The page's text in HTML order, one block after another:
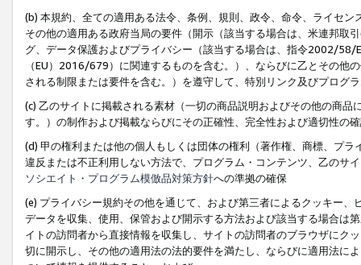
(b) 本規約、全ての適用ある法令、条例、規則、政令、命令、ライセ
その他の適用ある政府当局の要件（開示（該当する場合は、米連邦取
グ、データ保護およびプライバシー（該当する場合は、指令2002/58/
（EU）2016/679）に関連するものを含む。）、ならびに乙とその他
される制限または要件を含む。）を遵守して、特別リンク及びプログ
(c) 乙のサイトに掲載される素材（一切の商品説明およびその他の商
す。）の制作および掲載ならびにその正確性、完全性および適切性の
(d) 甲の権利または他の個人もしくは団体の権利（著作権、商標、プ
違反または不正利用しない方法で、プログラム・コンテンツ、乙のサ
ソシエイト・プログラム模倣品対策方針への準拠の確保
(e) プライバシー規約その他を通じて、および第三者によるクッキー
データを収集、使用、保管および開示する方法および該当する場合は
イトの訪問者から直接情報を収集し、サイトの訪問者のブラウザにク
切に開示し、その他の適用法の法的要件を満たし、ならびに適用法に